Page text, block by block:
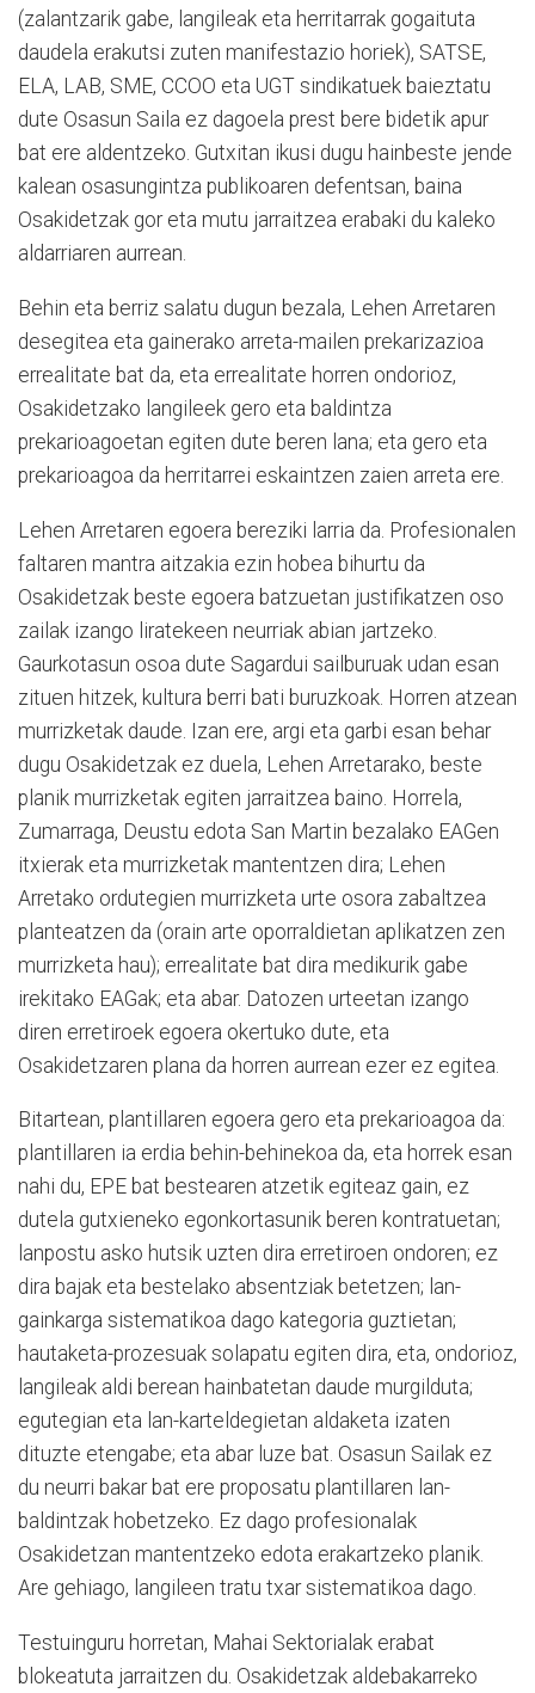
(zalantzarik gabe, langileak eta herritarrak gogaituta
daudela erakutsi zuten manifestazio horiek), SATSE,
ELA, LAB, SME, CCOO eta UGT sindikatuek baieztatu
dute Osasun Saila ez dagoela prest bere bidetik apur
bat ere aldentzeko. Gutxitan ikusi dugu hainbeste jende
kalean osasungintza publikoaren defentsan, baina
Osakidetzak gor eta mutu jarraitzea erabaki du kaleko
aldarriaren aurrean.
Behin eta berriz salatu dugun bezala, Lehen Arretaren
desegitea eta gainerako arreta-mailen prekarizazioa
errealitate bat da, eta errealitate horren ondorioz,
Osakidetzako langileek gero eta baldintza
prekarioagoetan egiten dute beren lana; eta gero eta
prekarioagoa da herritarrei eskaintzen zaien arreta ere.
Lehen Arretaren egoera bereziki larria da. Profesionalen
faltaren mantra aitzakia ezin hobea bihurtu da
Osakidetzak beste egoera batzuetan justifikatzen oso
zailak izango liratekeen neurriak abian jartzeko.
Gaurkotasun osoa dute Sagardui sailburuak udan esan
zituen hitzek, kultura berri bati buruzkoak. Horren atzean
murrizketak daude. Izan ere, argi eta garbi esan behar
dugu Osakidetzak ez duela, Lehen Arretarako, beste
planik murrizketak egiten jarraitzea baino. Horrela,
Zumarraga, Deustu edota San Martin bezalako EAGen
itxierak eta murrizketak mantentzen dira; Lehen
Arretako ordutegien murrizketa urte osora zabaltzea
planteatzen da (orain arte oporraldietan aplikatzen zen
murrizketa hau); errealitate bat dira medikurik gabe
irekitako EAGak; eta abar. Datozen urteetan izango
diren erretiroek egoera okertuko dute, eta
Osakidetzaren plana da horren aurrean ezer ez egitea.
Bitartean, plantillaren egoera gero eta prekarioagoa da:
plantillaren ia erdia behin-behinekoa da, eta horrek esan
nahi du, EPE bat bestearen atzetik egiteaz gain, ez
dutela gutxieneko egonkortasunik beren kontratuetan;
lanpostu asko hutsik uzten dira erretiroen ondoren; ez
dira bajak eta bestelako absentziak betetzen; lan-
gainkarga sistematikoa dago kategoria guztietan;
hautaketa-prozesuak solapatu egiten dira, eta, ondorioz,
langileak aldi berean hainbatetan daude murgilduta;
egutegian eta lan-karteldegietan aldaketa izaten
dituzte etengabe; eta abar luze bat. Osasun Sailak ez
du neurri bakar bat ere proposatu plantillaren lan-
baldintzak hobetzeko. Ez dago profesionalak
Osakidetzan mantentzeko edota erakartzeko planik.
Are gehiago, langileen tratu txar sistematikoa dago.
Testuinguru horretan, Mahai Sektorialak erabat
blokeatuta jarraitzen du. Osakidetzak aldebakarreko